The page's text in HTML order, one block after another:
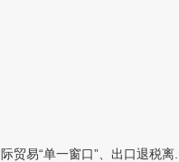
易“单一窗口”、出口退税离...